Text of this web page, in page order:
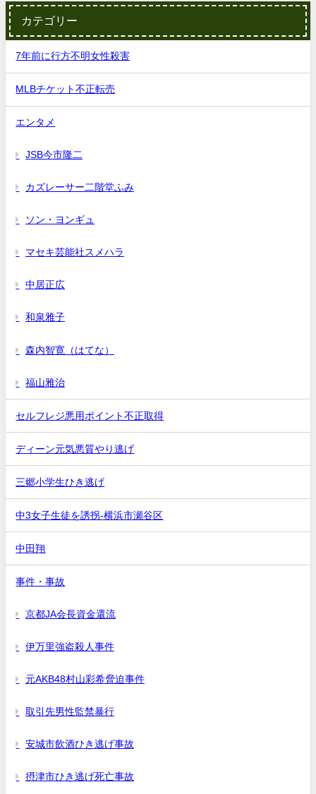
カテゴリー
7年前に行方不明女性殺害
MLBチケット不正転売
エンタメ
JSB今市隆二
カズレーサー二階堂ふみ
ソン・ヨンギュ
マセキ芸能社スメハラ
中居正広
和泉雅子
森内智寛（はてな）
福山雅治
セルフレジ悪用ポイント不正取得
ディーン元気悪質やり逃げ
三郷小学生ひき逃げ
中3女子生徒を誘拐-横浜市瀬谷区
中田翔
事件・事故
京都JA会長資金還流
伊万里強盗殺人事件
元AKB48村山彩希脅迫事件
取引先男性監禁暴行
安城市飲酒ひき逃げ事故
摂津市ひき逃げ死亡事故